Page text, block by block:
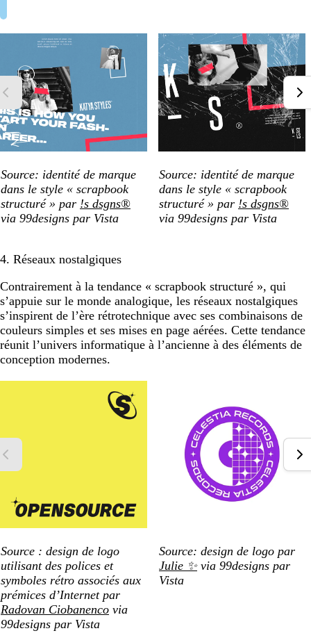
Source: identité de marque
dans le style « scrapbook
structuré » par !s dsgns®
via 99designs par Vista
Source: identité de marque
dans le style « scrapbook
structuré » par !s dsgns®
via 99designs par Vista
4. Réseaux nostalgiques
Contrairement à la tendance « scrapbook structuré », qui
s’appuie sur le monde analogique, les réseaux nostalgiques
s’inspirent de l’ère rétrotechnique avec ses combinaisons de
couleurs simples et ses mises en page aérées. Cette tendance
réunit l’univers informatique à l’ancienne à des éléments de
conception modernes.
Source : design de logo
utilisant des polices et
symboles rétro associés aux
prémices d’Internet par
Radovan Ciobanenco via
99designs par Vista
Source: design de logo par
Julie ✨via 99designs par
Vista